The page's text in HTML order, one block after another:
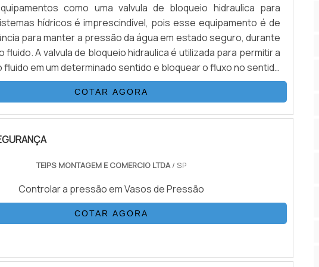
como uma valvula de bloqueio hidraulica para
hídricos é imprescindível, pois esse equipamento é de
para manter a pressão da água em estado seguro, durante
fluido. A valvula de bloqueio hidraulica é utilizada para permitir a
fluido em um determinado sentido e bloquear o fluxo no sentido
pode ser considerada também como uma válvula direcional
a essa função de bloqueio.Detalhes importantes sobre a
hidraulicaSimplificadamente, a valvula de bloqueio
limitar a pressão em todo o circuito ou em parte dele, sendo
é a proteção dos sistema hidráulicos e seus equipamentos
Caso o fluido seja impulsionado a entrar pela via de
é empurrado contra a sua sede e, dessa forma, o fluxo
uso da valvula de bloqueio hidraulica tem como intuitos
a contaminação por refluxo.Em outras palavras,
COTAR AGORA
TEIPS MONTAGEM E COMERCIO LTDA/ SP
Controlar a pressão em Vasos de Pressão
COTAR AGORA